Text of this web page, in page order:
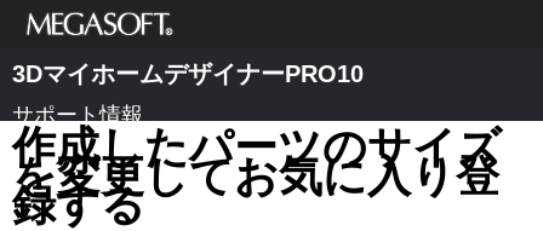
メガソフト株式
会社
3DマイホームデザイナーPRO10
サポート情報
作成したパーツのサイズ
を変更してお気に入り登
録する